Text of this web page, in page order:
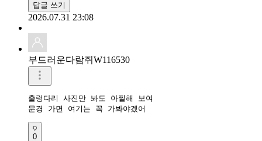
답글 쓰기
2026.07.31 23:08
부드러운다람쥐W116530
출렁다리 사진만 봐도 아찔해 보여
문경 가면 여기는 꼭 가봐야겠어
0